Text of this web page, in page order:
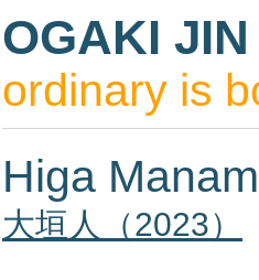
OGAKI JIN
ordinary is
Higa
大垣人（2023）